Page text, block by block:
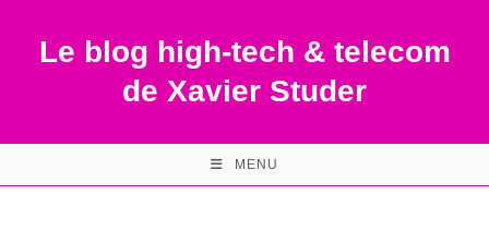
contentLe blog high-tech & telecom
de Xavier Studer
MENU